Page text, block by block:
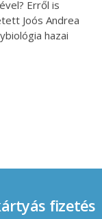
Erről is
Joós Andrea
hazai
fizetés